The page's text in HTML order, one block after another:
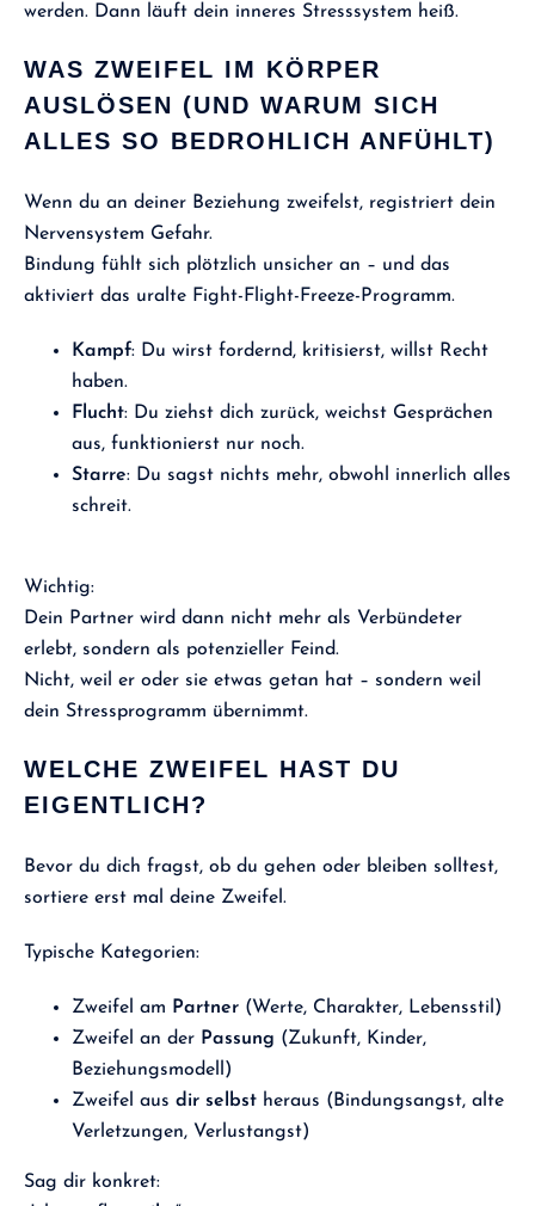
werden. Dann läuft dein inneres Stresssystem heiß.
WAS ZWEIFEL IM KÖRPER
AUSLÖSEN (UND WARUM SICH
ALLES SO BEDROHLICH ANFÜHLT)
Wenn du an deiner Beziehung zweifelst, registriert dein
Nervensystem Gefahr.
Bindung fühlt sich plötzlich unsicher an – und das
aktiviert das uralte Fight-Flight-Freeze-Programm.
Kampf: Du wirst fordernd, kritisierst, willst Recht
haben.
Flucht: Du ziehst dich zurück, weichst Gesprächen
aus, funktionierst nur noch.
Starre: Du sagst nichts mehr, obwohl innerlich alles
schreit.
Wichtig:
Dein Partner wird dann nicht mehr als Verbündeter
erlebt, sondern als potenzieller Feind.
Nicht, weil er oder sie etwas getan hat – sondern weil
dein Stressprogramm übernimmt.
WELCHE ZWEIFEL HAST DU
EIGENTLICH?
Bevor du dich fragst, ob du gehen oder bleiben solltest,
sortiere erst mal deine Zweifel.
Typische Kategorien:
Zweifel am Partner (Werte, Charakter, Lebensstil)
Zweifel an der Passung (Zukunft, Kinder,
Beziehungsmodell)
Zweifel aus dir selbst heraus (Bindungsangst, alte
Verletzungen, Verlustangst)
Sag dir konkret: